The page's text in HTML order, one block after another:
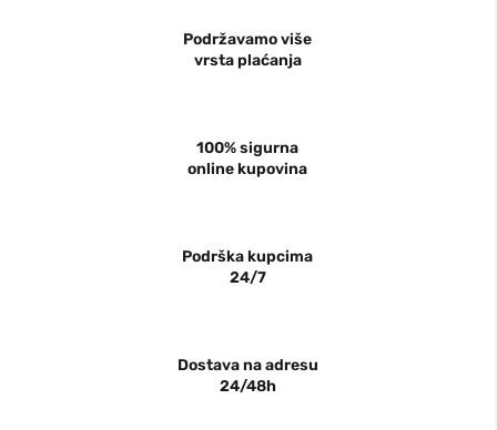
Podržavamo više
vrsta plaćanja
100% sigurna
online kupovina
Podrška kupcima
24/7
Dostava na adresu
24/48h